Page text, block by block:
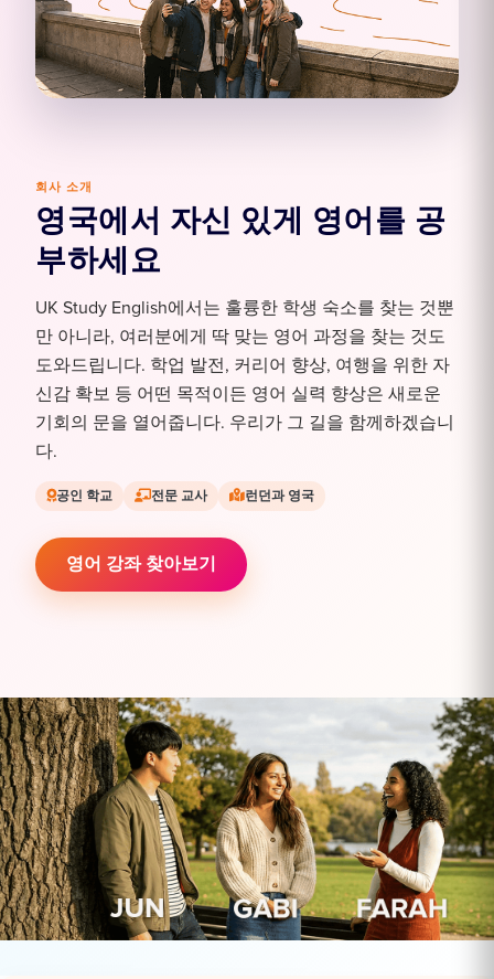
회사 소개
영국에서 자신 있게 영어를 공
부하세요
UK Study English에서는 훌륭한 학생 숙소를 찾는 것뿐
만 아니라, 여러분에게 딱 맞는 영어 과정을 찾는 것도
도와드립니다. 학업 발전, 커리어 향상, 여행을 위한 자
신감 확보 등 어떤 목적이든 영어 실력 향상은 새로운
기회의 문을 열어줍니다. 우리가 그 길을 함께하겠습니
다.
공인 학교 전문 교사 런던과 영국
영어 강좌 찾아보기